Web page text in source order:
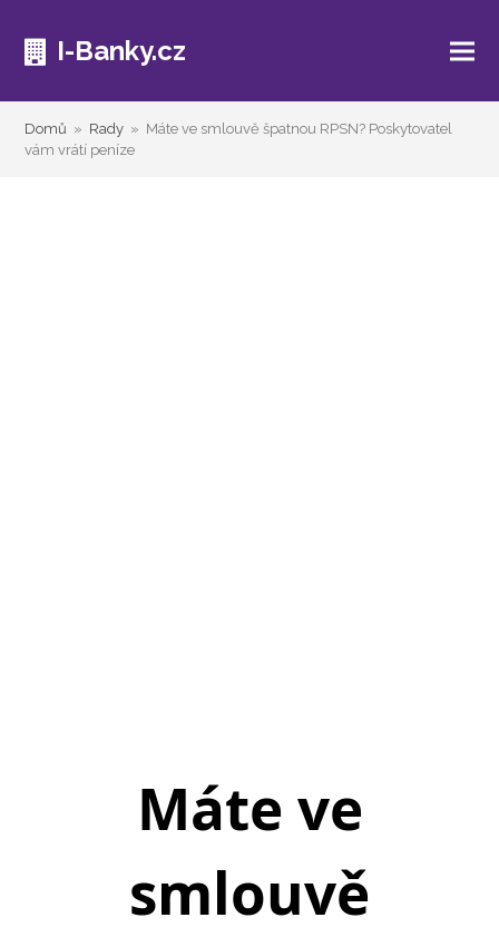
I-Banky.cz
Domů » Rady » Máte ve smlouvě špatnou RPSN? Poskytovatel
vám vrátí peníze
Máte ve
smlouvě